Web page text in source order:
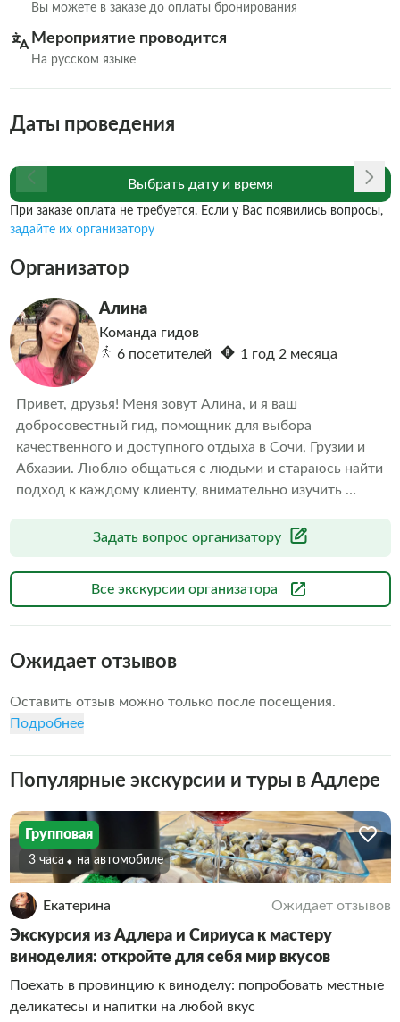
Вы можете в заказе до оплаты бронирования
Мероприятие проводится
На русском языке
Даты проведения
Выбрать дату и время
При заказе оплата не требуется. Если у Вас появились вопросы,
задайте их организатору
Организатор
Алина
Команда гидов
6 посетителей
1 год 2 месяца
Привет, друзья! Меня зовут Алина, и я ваш
добросовестный гид, помощник для выбора
качественного и доступного отдыха в Сочи, Грузии и
Абхазии. Люблю общаться с людьми и стараюсь найти
подход к каждому клиенту, внимательно изучить
обязательно порадует и оставит только приятные и
Задать вопрос организатору
Все экскурсии организатора
Ожидает отзывов
Оставить отзыв можно только после посещения.
Подробнее
Популярные экскурсии и туры в Адлере
Групповая
3 часа На автомобиле
Екатерина Ожидает отзывов
Экскурсия из Адлера и Сириуса к мастеру
виноделия: откройте для себя мир вкусов
Поехать в провинцию к виноделу: попробовать местные
деликатесы и напитки на любой вкус